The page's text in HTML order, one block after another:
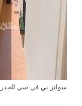
سواتر بي في سي